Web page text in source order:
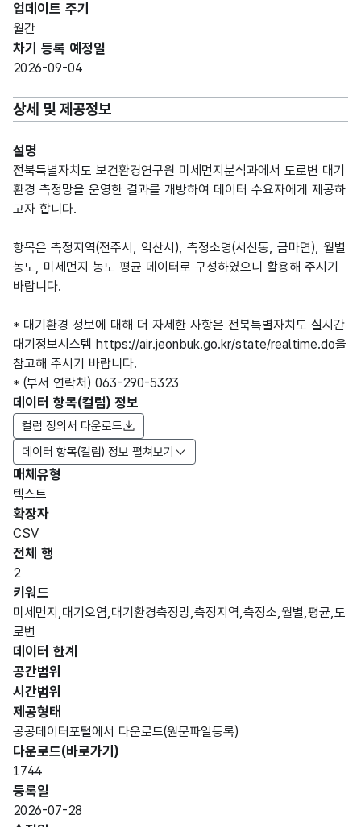
업데이트 주기
월간
차기 등록 예정일
2026-09-04
상세 및 제공정보
설명
전북특별자치도 보건환경연구원 미세먼지분석과에서 도로변 대기
환경 측정망을 운영한 결과를 개방하여 데이터 수요자에게 제공하
고자 합니다.
항목은 측정지역(전주시, 익산시), 측정소명(서신동, 금마면), 월별
농도, 미세먼지 농도 평균 데이터로 구성하였으니 활용해 주시기
바랍니다.
* 대기환경 정보에 대해 더 자세한 사항은 전북특별자치도 실시간
대기정보시스템 https://air.jeonbuk.go.kr/state/realtime.do을
참고해 주시기 바랍니다.
* (부서 연락처) 063-290-5323
데이터 항목(컬럼) 정보
데이터 항목(컬럼) 정보 펼쳐보기
컬럼 정의서 다운로드
데이터 항목 표로 항목명, 항목명(영문명), 항목 설명, 도메인
항목
명
측정
지역
전북
특별
문자
형
측정
소명
전북
문자
매체유형
텍스트
확장자
CSV
전체 행
2
키워드
미세먼지,대기오염,대기환경측정망,측정지역,측정소,월별,평균,도
로변
데이터 한계
공간범위
시간범위
제공형태
공공데이터포털에서 다운로드(원문파일등록)
다운로드(바로가기)
1744
등록일
2026-07-28